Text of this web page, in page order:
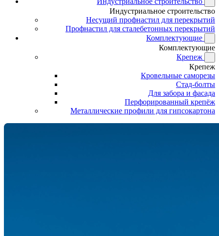
Индустриальное строительство
Несущий профнастил для перекрытий
Профнастил для сталебетонных перекрытий
Комплектующие
Комплектующие
Крепеж
Крепеж
Кровельные саморезы
Стад-болты
Для забора и фасада
Перфорированный крепёж
Металлические профили для гипсокартона